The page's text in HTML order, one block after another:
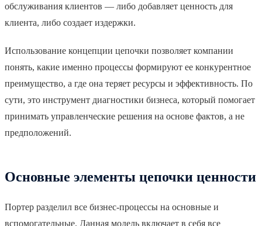
обслуживания клиентов — либо добавляет ценность для
клиента, либо создает издержки.
Использование концепции цепочки позволяет компании
понять, какие именно процессы формируют ее конкурентное
преимущество, а где она теряет ресурсы и эффективность. По
сути, это инструмент диагностики бизнеса, который помогает
принимать управленческие решения на основе фактов, а не
предположений.
Основные элементы цепочки ценности
Портер разделил все бизнес-процессы на основные и
вспомогательные. Данная модель включает в себя все